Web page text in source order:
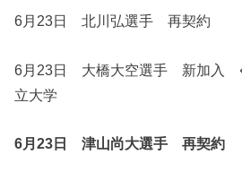
6月23日 北川弘選手 再契約
6月23日 大橋大空選手 新加入 ⇐
立大学
6月23日 津山尚大選手 再契約